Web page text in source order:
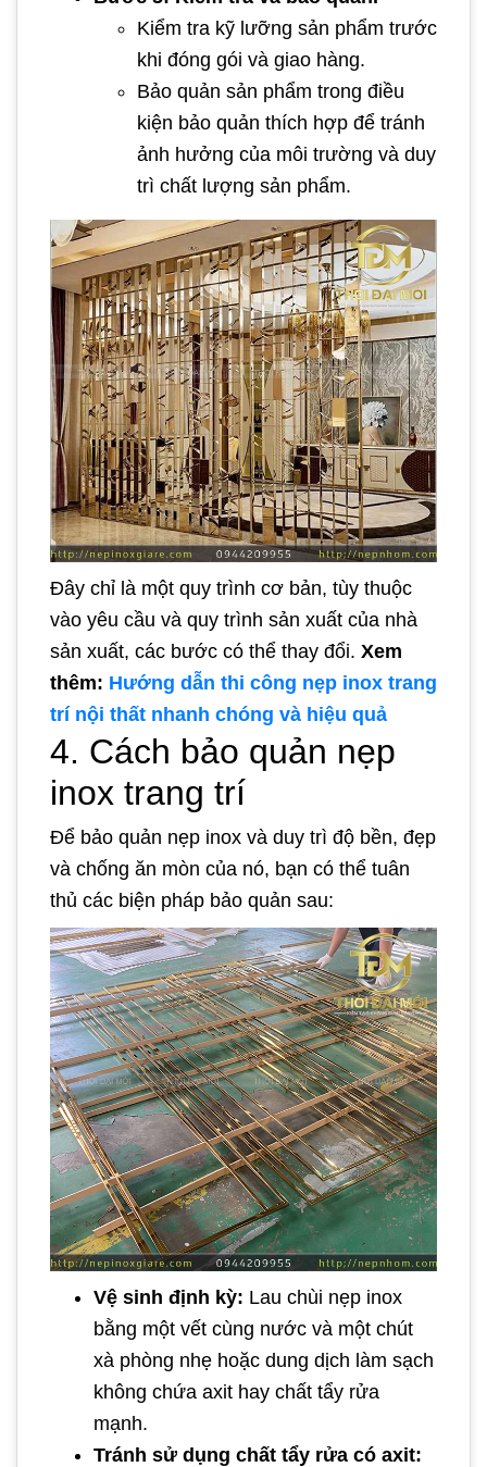
Kiểm tra kỹ lưỡng sản phẩm trước
khi đóng gói và giao hàng.
Bảo quản sản phẩm trong điều
kiện bảo quản thích hợp để tránh
ảnh hưởng của môi trường và duy
trì chất lượng sản phẩm.
Đây chỉ là một quy trình cơ bản, tùy thuộc
vào yêu cầu và quy trình sản xuất của nhà
sản xuất, các bước có thể thay đổi. Xem
thêm: Hướng dẫn thi công nẹp inox trang
trí nội thất nhanh chóng và hiệu quả
4. Cách bảo quản nẹp
inox trang trí
Để bảo quản nẹp inox và duy trì độ bền, đẹp
và chống ăn mòn của nó, bạn có thể tuân
thủ các biện pháp bảo quản sau:
Vệ sinh định kỳ: Lau chùi nẹp inox
bằng một vết cùng nước và một chút
xà phòng nhẹ hoặc dung dịch làm sạch
không chứa axit hay chất tẩy rửa
mạnh.
Tránh sử dụng chất tẩy rửa có axit: